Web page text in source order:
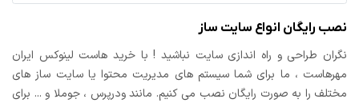
نصب رایگان انواع سایت ساز
نگران طراحی و راه اندازی سایت نباشید ! با خرید هاست لینوکس ایران
مهرهاست ، ما برای شما سیستم های مدیریت محتوا یا سایت ساز های
مختلف را به صورت رایگان نصب می کنیم. مانند ودرپرس ، جوملا و ... برای